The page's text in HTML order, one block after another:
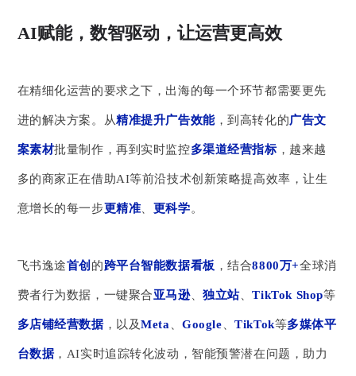
AI赋能，数智驱动，让运营更高效
在精细化运营的要求之下，出海的每一个环节都需要更先
进的解决方案。从精准提升广告效能，到高转化的广告文
案素材批量制作，再到实时监控多渠道经营指标，越来越
多的商家正在借助AI等前沿技术创新策略提高效率，让生
意增长的每一步更精准、 更科学。
飞书逸途首创 的跨平台智能数据看板 ，结合8800万+全球消
费者行为数据，一键聚合亚马逊、独立站、TikTok Shop等
多店铺经营数据 ，以及Meta、Google、TikTok等多媒体平
台数据 ，AI实时追踪转化波动，智能预警潜在问题，助力